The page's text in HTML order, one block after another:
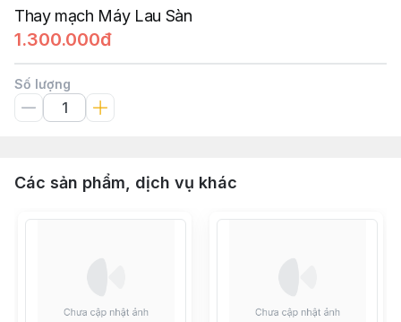
Thay mạch Máy Lau Sàn
1.300.000đ
Số lượng
Các sản phẩm, dịch vụ khác